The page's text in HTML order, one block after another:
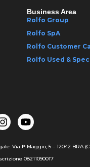
Business Area
Rolfo Group
Rolfo SpA
Rolfo Customer
Rolfo Used &
Via I° Maggio, 5 – 12042 BRA
08211090017